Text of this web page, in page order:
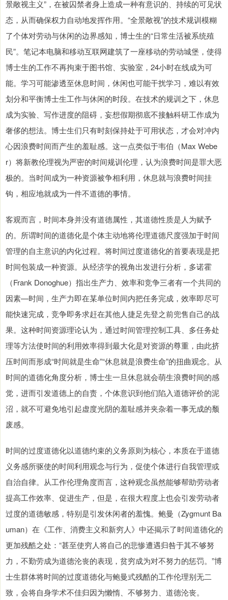
景敞视主义”，在被囚禁者身上造成一种有意识的、持续的可见状
态，从而确保权力自动地发挥作用。“全景敞视”的技术规训模糊
了个体对劳动与休闲的边界感知，博士生的“日常生活被系统殖
民”。笔记本电脑和移动互联网建筑了一座移动的劳动城堡，使得
博士生的工作不再拘束于图书馆、实验室，24小时在线成为可
能。学习可能渗透至休息时间，休闲也可能干扰学习，难以有效
划分和平衡博士生工作与休闲的时段。在技术的规训之下，休息
成为实验、写作进度的阻碍，妄想假期彻底不接触科研工作成为
奢侈的想法。博士生们只有时刻保持处于可用状态，才会对冲内
心因浪费时间而产生的羞耻感。这一点类似于韦伯（Max Webe
r）将新教伦理视为严密的时间规训伦理，认为浪费时间是罪大恶
极的。当时间成为一种资源被争相利用，休息就与浪费时间挂
钩，相应地就成为一件不道德的事情。
客观而言，时间本身并没有道德属性，其道德性质是人为赋予
的。所谓时间的道德化是个体主动地将伦理道德尺度强加于时间
管理的自主意识的内化过程。将时间过度道德化的首要表现是把
时间包装成一种资源。从经济学的视角出发进行分析，多诺霍
（Frank Donoghue）指出生产力、效率和竞争三者有一个共同的
因素—时间，生产力即在某单位时间内把任务完成，效率即尽可
能快速完成，竞争即务求赶在其他人捷足先登之前兜售自己的战
果。这种时间资源理论认为，通过时间管理控制工具、多任务处
理等方法使时间的利用效率得到最大化是对资源的尊重，由此挤
压时间而形成“时间就是生命”“休息就是浪费生命”的扭曲观念。从
时间的道德化角度分析，博士生一旦休息就会萌生浪费时间的感
觉，进而引发道德上的自责，个体意识到他们陷入道德评价的泥
沼，就不可避免地引起虚度光阴的羞耻感并夹杂着一事无成的颓
废感。
时间的过度道德化以道德约束的义务原则为核心，本质在于道德
义务感所驱使的时间利用观念与行为，促使个体进行自我管理或
自治自律。从工作伦理角度而言，这种观念虽然能够帮助劳动者
提高工作效率、促进生产，但是，在很大程度上也会引发劳动者
过度的道德敏感，特别是引发休闲者的羞愧。鲍曼（Zygmunt Ba
uman）在《工作、消费主义和新穷人》中还揭示了时间道德化的
更加残酷之处：“甚至使穷人将自己的悲惨遭遇归咎于其不够努
力，不勤劳成为道德沦丧的表现，贫穷成为对不努力的惩罚。”博
士生群体将时间的过度道德化与鲍曼式残酷的工作伦理别无二
致，会将自身学术不佳归因为懒惰、不够努力、道德沦丧。